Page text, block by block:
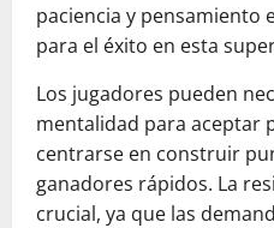
paciencia y pensamiento
para el éxito en esta
Los jugadores pueden
mentalidad para aceptar
centrarse en construir
ganadores rápidos. La
crucial, ya que las